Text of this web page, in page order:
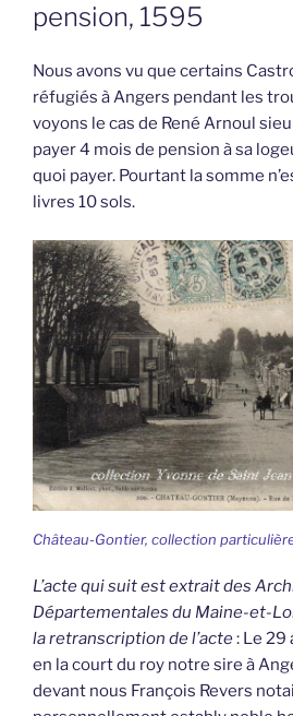
pension, 1595
Nous avons vu que certains
réfugiés à Angers pendant les
voyons le cas de René Arnoul
payer 4 mois de pension à sa
quoi payer. Pourtant la somme
livres 10 sols.
Château-Gontier, collection
L’acte qui suit est extrait des
Départementales du Maine-et-
la retranscription de l’acte: Le 29
en la court du roy notre sire à
devant nous François Revers